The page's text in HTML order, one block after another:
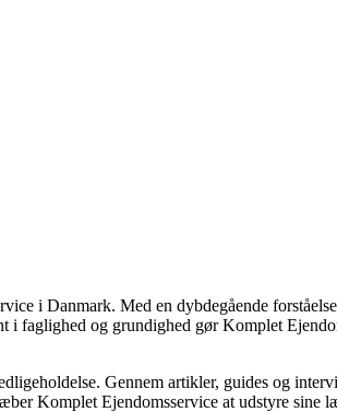
i Danmark. Med en dybdegående
i faglighed og grundighed gør Komplet
Gennem artikler, guides og
Komplet Ejendomsservice at udstyre sine